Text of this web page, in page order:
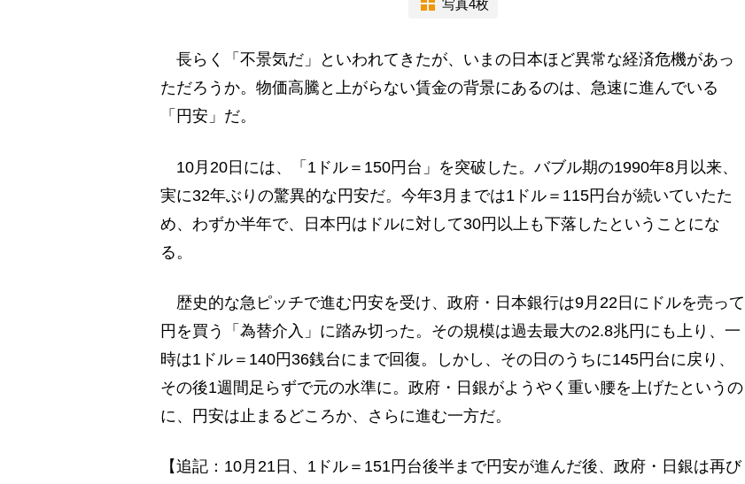
写真4枚
長らく「不景気だ」といわれてきたが、いまの日本ほど異常な経済危機があっ
ただろうか。物価高騰と上がらない賃金の背景にあるのは、急速に進んでいる
「円安」だ。
10月20日には、「1ドル＝150円台」を突破した。バブル期の1990年8月以来、
実に32年ぶりの驚異的な円安だ。今年3月までは1ドル＝115円台が続いていたた
め、わずか半年で、日本円はドルに対して30円以上も下落したということにな
る。
歴史的な急ピッチで進む円安を受け、政府・日本銀行は9月22日にドルを売って
円を買う「為替介入」に踏み切った。その規模は過去最大の2.8兆円にも上り、一
時は1ドル＝140円36銭台にまで回復。しかし、その日のうちに145円台に戻り、
その後1週間足らずで元の水準に。政府・日銀がようやく重い腰を上げたというの
に、円安は止まるどころか、さらに進む一方だ。
【追記：10月21日、1ドル＝151円台後半まで円安が進んだ後、政府・日銀は再び